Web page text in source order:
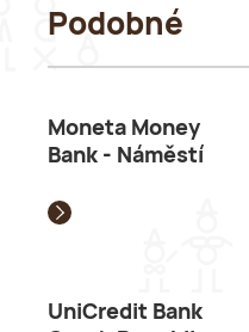
Podobné
Moneta Money
Bank - Náměstí
UniCredit Bank